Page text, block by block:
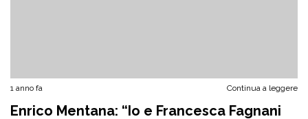
1 anno fa Continua a leggere
Enrico Mentana: “Io e Francesca Fagnani